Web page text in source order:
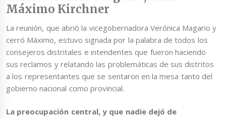
Máximo Kirchner
La reunión, que abrió la vicegobernadora Verónica Magario y
cerró Máximo, estuvo signada por la palabra de todos los
consejeros distritales e intendentes que fueron haciendo
sus reclamos y relatando las problemáticas de sus distritos
a los representantes que se sentaron en la mesa tanto del
gobierno nacional como provincial.
La preocupación central, y que nadie dejó de